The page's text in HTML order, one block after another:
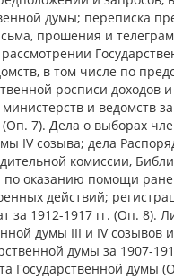
думы; переписка
прошения и
в том числе по
росписи доходов
и ведомств
(Оп. 7). Дела о выборах
IV созыва; дела
комиссии,
по оказанию помощи
действий;
за 1912-1917 гг. (Оп. 8).
думы III и IV созывов
думы за 1907-
Государственной думы